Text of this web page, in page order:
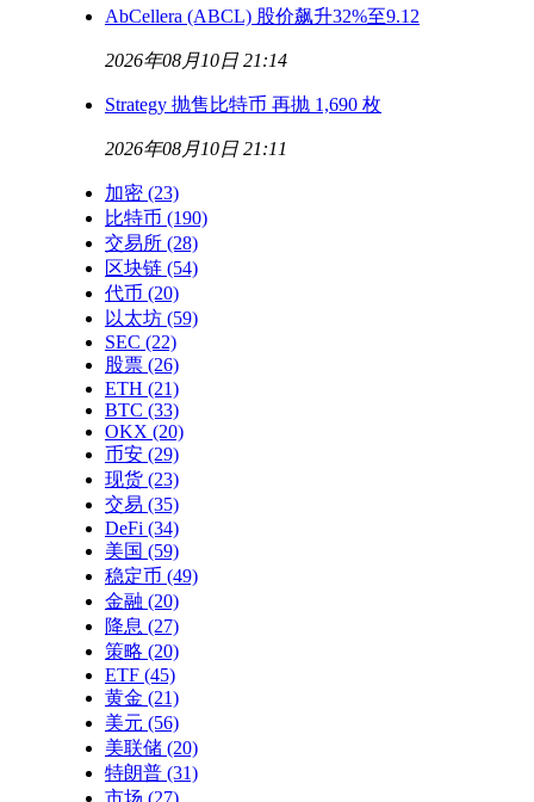
AbCellera (ABCL) 股价飙升32%至9.12
2026年08月10日 21:14
Strategy 抛售比特币 再抛 1,690 枚
2026年08月10日 21:11
加密 (23)
比特币 (190)
交易所 (28)
区块链 (54)
代币 (20)
以太坊 (59)
SEC (22)
股票 (26)
ETH (21)
BTC (33)
OKX (20)
币安 (29)
现货 (23)
交易 (35)
DeFi (34)
美国 (59)
稳定币 (49)
金融 (20)
降息 (27)
策略 (20)
ETF (45)
黄金 (21)
美元 (56)
美联储 (20)
特朗普 (31)
市场 (27)